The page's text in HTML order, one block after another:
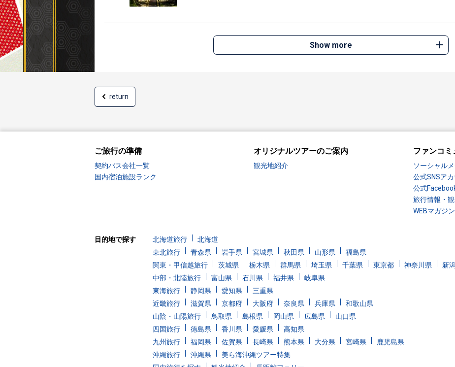
Show more
return
ご旅行の準備
契約バス会社一覧
国内宿泊施設ランク
オリジナルツアーのご案内
観光地紹介
ファンコミ
ソーシャル
公式SNSア
公式
旅行情報・
WEBマガジ
目的地で探す 北海道旅行
北海道
東北旅行
青森県 岩手県 宮城県 秋田県 山形県
福島県
関東・甲信越旅行
茨城県 栃木県 群馬県 埼玉県 千葉県 東京都 神奈川県 新
中部・北陸旅行
富山県 石川県 福井県
岐阜県
東海旅行
静岡県 愛知県
三重県
近畿旅行
滋賀県 京都府 大阪府 奈良県 兵庫県
和歌山県
山陰・山陽旅行
鳥取県 島根県 岡山県 広島県
山口県
四国旅行
徳島県 香川県 愛媛県
高知県
九州旅行
福岡県 佐賀県 長崎県 熊本県 大分県 宮崎県
鹿児島県
沖縄旅行
沖縄県
美ら海沖縄ツアー特集